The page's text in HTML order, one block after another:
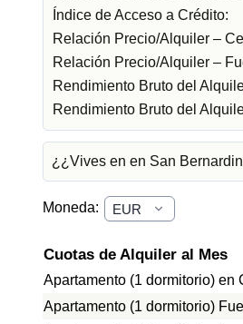
Índice de Acceso a Crédito:
Relación Precio/Alquiler –
Relación Precio/Alquiler –
Rendimiento Bruto del
Rendimiento Bruto del
¿¿Vives en en San
Moneda:
Cuotas de Alquiler al Mes
Apartamento (1 dormitorio) en
Apartamento (1 dormitorio)